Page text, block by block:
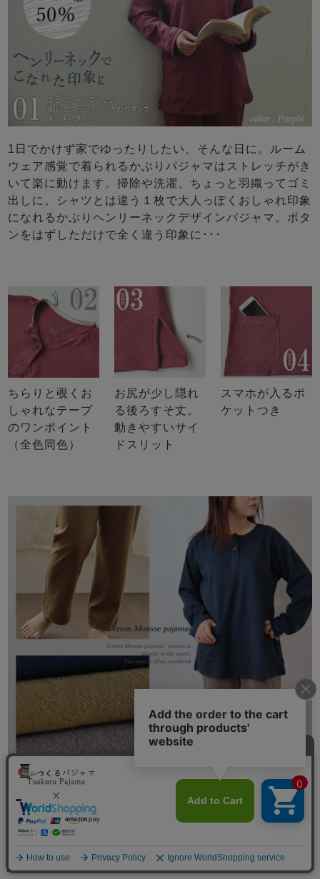
メニュー
1日でかけず家でゆったりしたい、そんな日に。ルーム
ウェア感覚で着られるかぶりパジャマはストレッチがき
いて楽に動けます。掃除や洗濯、ちょっと羽織ってゴミ
出しに。シャツとは違う１枚で大人っぽくおしゃれ印象
になれるかぶりヘンリーネックデザインパジャマ。ボタ
ンをはずしただけで全く違う印象に･･･
ちらりと覗くお
しゃれなテープ
のワンポイント
（全色同色）
お尻が少し隠れ
る後ろすそ丈。
動きやすいサイ
ドスリット
スマホが入るポ
ケットつき
長袖 かぶり